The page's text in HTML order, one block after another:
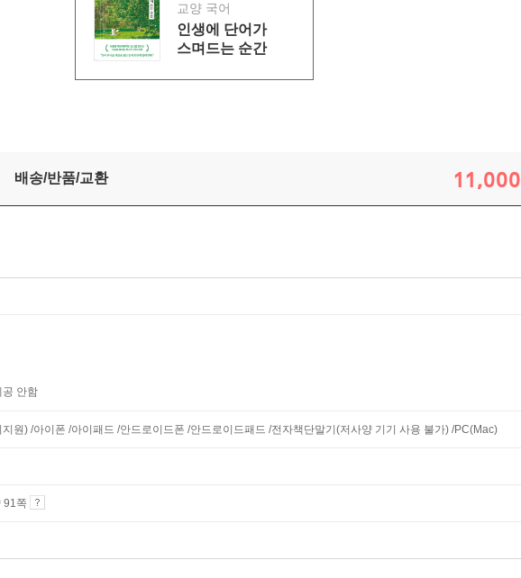
교양 국어
인생에 단어가
스며드는 순간
배송/반품/교환 11,000
공 안함
원) /아이폰 /아이패드 /안드로이드폰 /안드로이드패드 /전자책단말기(저사양 기기 사용 불가) /PC(Mac)
91쪽